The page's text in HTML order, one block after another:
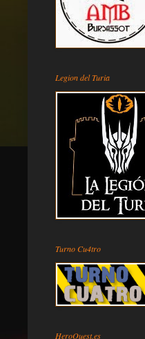
Legion del Turia
Turno Cu4tro
HeroQuest.es